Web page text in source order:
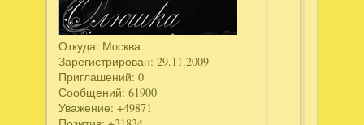
Откуда: Мoсква
Зарегистрирован: 29.11.2009
Приглашений: 0
Сообщений: 61900
Уважение: +49871